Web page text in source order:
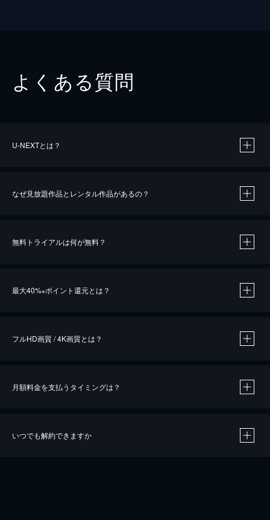
よくある質問
U-NEXTとは？
なぜ見放題作品とレンタル作品があるの？
無料トライアルは何が無料？
最大40%※ポイント還元とは？
※40％ポイント還元の対象は、クレジットカード決済による作品の購入 / レンタルです。
iOSアプリのUコイン決済による作品の購入 / レンタルは、20％のポイント還元です。
フルHD画質 / 4K画質とは？
月額料金を支払うタイミングは？
いつでも解約できますか